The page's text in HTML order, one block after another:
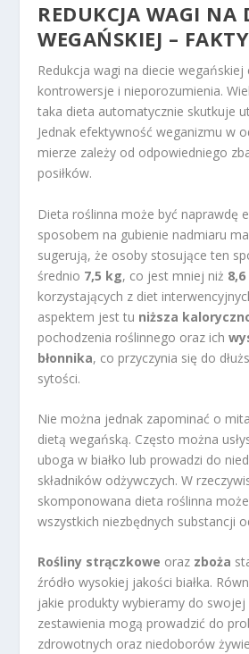
REDUKCJA WAGI NA
WEGAŃSKIEJ –
Redukcja wagi na diecie wegańskiej
kontrowersje i nieporozumienia.
taka dieta automatycznie skutkuje
Jednak efektywność weganizmu w
mierze zależy od odpowiedniego
posiłków.
Dieta roślinna może być naprawdę
sposobem na gubienie nadmiaru
sugerują, że osoby stosujące ten
średnio 7,5 kg, co jest mniej niż
korzystających z diet
aspektem jest tu niższa
pochodzenia roślinnego oraz ich
błonnika, co przyczynia się do
sytości.
Nie można jednak zapominać o
dietą wegańską. Często można
uboga w białko lub prowadzi do
składników odżywczych. W
skomponowana dieta roślinna
wszystkich niezbędnych substancji
Rośliny strączkowe oraz zboża
źródło wysokiej jakości białka.
jakie produkty wybieramy do swojej
zestawienia mogą prowadzić do
zdrowotnych oraz niedoborów